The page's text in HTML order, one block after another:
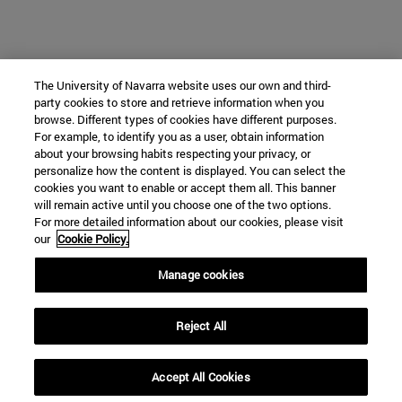
The University of Navarra website uses our own and third-
party cookies to store and retrieve information when you
browse. Different types of cookies have different purposes.
For example, to identify you as a user, obtain information
about your browsing habits respecting your privacy, or
personalize how the content is displayed. You can select the
cookies you want to enable or accept them all. This banner
will remain active until you choose one of the two options.
For more detailed information about our cookies, please visit
our Cookie Policy.
Manage cookies
Reject All
Accept All Cookies